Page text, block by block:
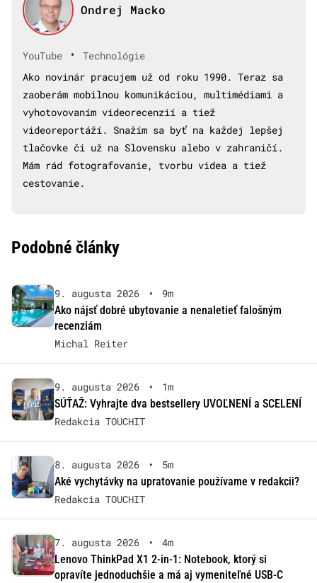
Ondrej Macko
YouTube •
Technológie
Ako novinár pracujem už od roku 1990. Teraz sa
zaoberám mobilnou komunikáciou, multimédiami a
vyhotovovaním videorecenzií a tiež
videoreportáží. Snažím sa byť na každej lepšej
tlačovke či už na Slovensku alebo v zahraničí.
Mám rád fotografovanie, tvorbu videa a tiež
cestovanie.
Podobné články
9. augusta 2026 •
9m
Ako nájsť dobré ubytovanie a nenaletieť falošným
recenziám
Michal Reiter
9. augusta 2026 •
1m
SÚŤAŽ: Vyhrajte dva bestsellery UVOĽNENÍ a SCELENÍ
Redakcia TOUCHIT
8. augusta 2026 •
5m
Aké vychytávky na upratovanie používame v redakcii?
Redakcia TOUCHIT
7. augusta 2026 •
4m
Lenovo ThinkPad X1 2-in-1: Notebook, ktorý si
opravíte jednoduchšie a má aj vymeniteľné USB-C